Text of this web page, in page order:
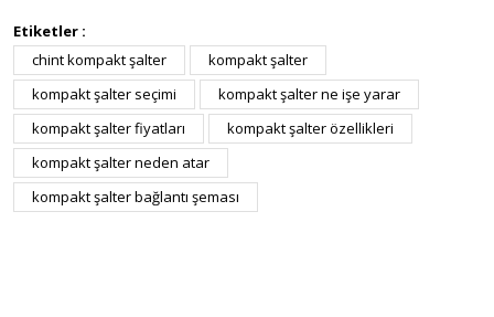
Etiketler :
chint kompakt şalter
kompakt şalter
kompakt şalter seçimi
kompakt şalter ne işe yarar
kompakt şalter fiyatları
kompakt şalter özellikleri
kompakt şalter neden atar
kompakt şalter bağlantı şeması